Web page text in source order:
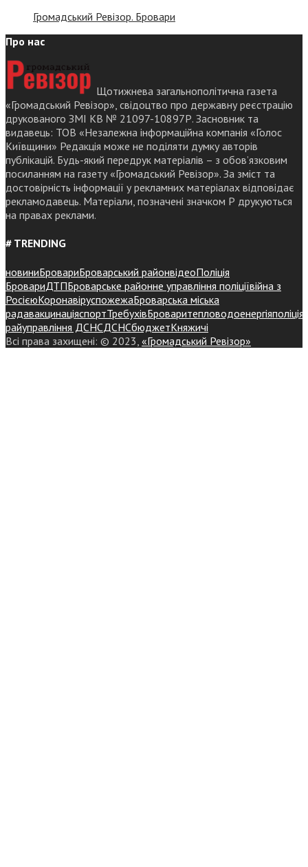
Громадський Ревізор. Бровари
Про нас
Щотижнева загальнополітична газета
«Громадський Ревізор», свідоцтво про державну реєстрацію
друкованого ЗМІ КВ № 21097-10897Р. Засновник та
видавець: ТОВ «Незалежна інформаційна компанія «Голос
Київщини» Редакція може не поділяти думку авторів
публікацій. Будь-який передрук матеріалів – з обов’язковим
посиланням на газету «Громадський Ревізор». За зміст та
достовірність інформації у рекламних матеріалах відповідає
рекламодавець. Матеріали, позначені значком Р друкуються
на правах реклами.
# TRENDING
новиниБровариБроварський районвідеоПоліція
БровариДТПБроварське районне управління поліціївійна з
РосієюКоронавіруспожежаБроварська міська
радавакцинаціяспортТребухівБроваритепловодоенергіяполіція
райуправління ДСНСДСНСбюджетКняжичі
Всі права захищені: © 2023, «Громадський Ревізор»